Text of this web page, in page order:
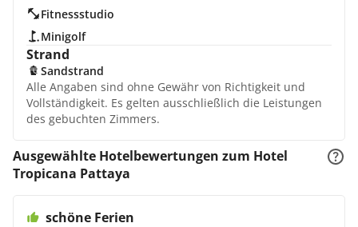
Fitnessstudio
Minigolf
Strand
Sandstrand
Alle Angaben sind ohne Gewähr von Richtigkeit und
Vollständigkeit. Es gelten ausschließlich die Leistungen
des gebuchten Zimmers.
Ausgewählte Hotelbewertungen zum Hotel
Tropicana Pattaya
schöne Ferien